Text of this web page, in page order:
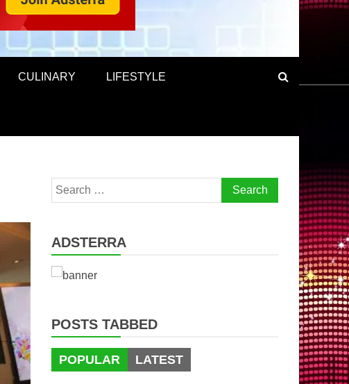
CULINARY LIFESTYLE
Search
for:
ADSTERRA
POSTS TABBED
POPULAR LATEST